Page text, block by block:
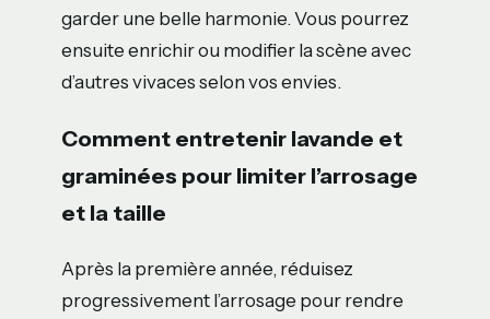
garder une belle harmonie. Vous pourrez
ensuite enrichir ou modifier la scène avec
d’autres vivaces selon vos envies.
Comment entretenir lavande et
graminées pour limiter l’arrosage
et la taille
Après la première année, réduisez
progressivement l’arrosage pour rendre